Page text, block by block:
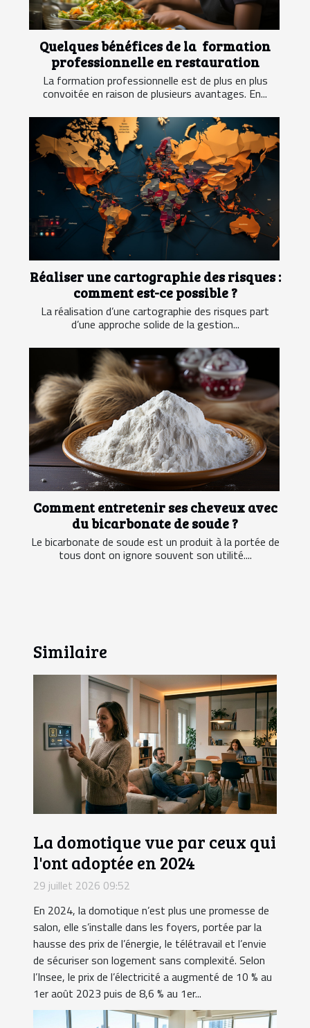
Quelques bénéfices de la formation
professionnelle en restauration
La formation professionnelle est de plus en plus
convoitée en raison de plusieurs avantages. En...
Réaliser une cartographie des risques :
comment est-ce possible ?
La réalisation d’une cartographie des risques part
d’une approche solide de la gestion...
Comment entretenir ses cheveux avec
du bicarbonate de soude ?
Le bicarbonate de soude est un produit à la portée de
tous dont on ignore souvent son utilité....
Similaire
La domotique vue par ceux qui
l'ont adoptée en 2024
29 juillet 2026 09:52
En 2024, la domotique n’est plus une promesse de
salon, elle s’installe dans les foyers, portée par la
hausse des prix de l’énergie, le télétravail et l’envie
de sécuriser son logement sans complexité. Selon
l’Insee, le prix de l’électricité a augmenté de 10 % au
1er août 2023 puis de 8,6 % au 1er...